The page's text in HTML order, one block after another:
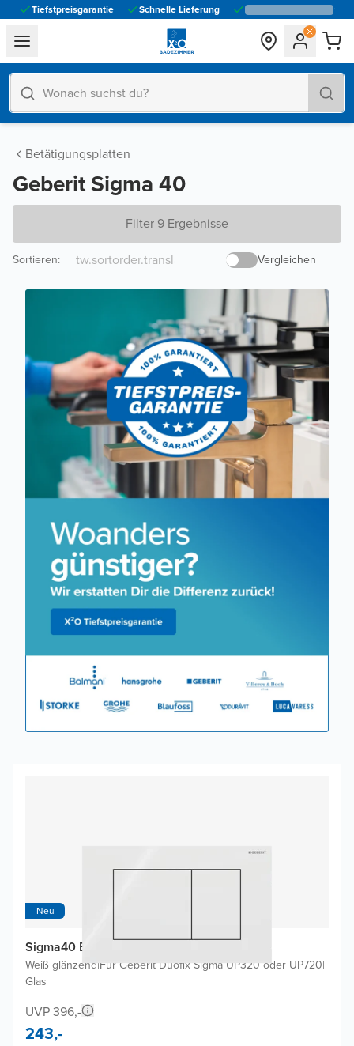
Tiefstpreisgarantie Schnelle Lieferung
general.navigation.toggle_menu.label
Betätigungsplatten
Geberit Sigma 40
Filter 9 Ergebnisse
Vergleichen
Sortieren:
Neu
Sigma40 Betätigungsplatten
Weiß glänzend|Für Geberit Duofix Sigma UP320 oder UP720|
Glas
UVP 396,-
243,-